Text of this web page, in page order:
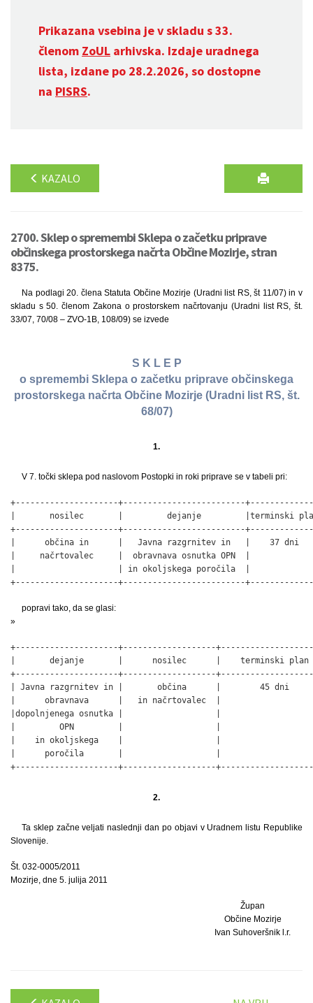
Prikazana vsebina je v skladu s 33.
členom ZoUL arhivska. Izdaje uradnega
lista, izdane po 28.2.2026, so dostopne
na PISRS.
KAZALO
2700. Sklep o spremembi Sklepa o začetku priprave
občinskega prostorskega načrta Občine Mozirje, stran
8375.
Na podlagi 20. člena Statuta Občine Mozirje (Uradni list RS, št 11/07) in v
skladu s 50. členom Zakona o prostorskem načrtovanju (Uradni list RS, št.
33/07, 70/08 – ZVO-1B, 108/09) se izvede
S K L E P
o spremembi Sklepa o začetku priprave občinskega
prostorskega načrta Občine Mozirje (Uradni list RS, št.
68/07)
1.
V 7. točki sklepa pod naslovom Postopki in roki priprave se v tabeli pri:
+---------------------+-------------------------
|       nosilec       |         dejanje         |terminski
+---------------------+-------------------------
|      občina in      |   Javna razgrnitev in   |    37 dni
|     načrtovalec     |  obravnava osnutka OPN  |
|                     | in okoljskega poročila  |
+---------------------+-------------------------
popravi tako, da se glasi:
»
+---------------------+-------------------
|       dejanje       |      nosilec      |    terminski
+---------------------+-------------------
| Javna razgrnitev in |       občina      |        45 dni
|      obravnava      |   in načrtovalec  |
|dopolnjenega osnutka |                   |
|         OPN         |                   |
|    in okoljskega    |                   |
|      poročila       |                   |
+---------------------+-------------------
2.
Ta sklep začne veljati naslednji dan po objavi v Uradnem listu Republike
Slovenije.
Št. 032-0005/2011
Mozirje, dne 5. julija 2011
Župan
Občine Mozirje
Ivan Suhoveršnik l.r.